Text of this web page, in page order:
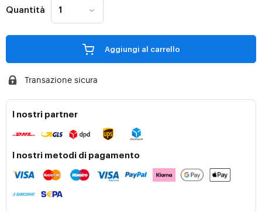
Quantità
Aggiungi al carrello
Transazione sicura
I nostri partner
I nostri metodi di pagamento